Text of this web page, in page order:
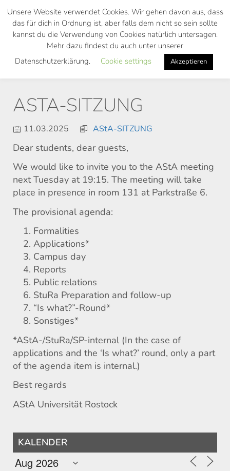
Skip
main
ASTA-SITZUNG
11.03.2025 AStA-SITZUNG
Dear students, dear guests,
We would like to invite you to the AStA meeting
next Tuesday at 19:15. The meeting will take
place in presence in room 131 at Parkstraße 6.
The provisional agenda:
Formalities
Applications*
Campus day
Reports
Public relations
StuRa Preparation and follow-up
“Is what?”-Round*
Sonstiges*
*AStA-/StuRa/SP-internal (In the case of
applications and the ‘Is what?’ round, only a part
of the agenda item is internal.)
Best regards
AStA Universität Rostock
KALENDER
Unsere Website verwendet Cookies. Wir gehen davon aus, dass
das für dich in Ordnung ist, aber falls dem nicht so sein sollte
kannst du die Verwendung von Cookies natürlich untersagen.
Mehr dazu findest du auch unter unserer
Datenschutzerklärung.
Cookie settings Akzeptieren